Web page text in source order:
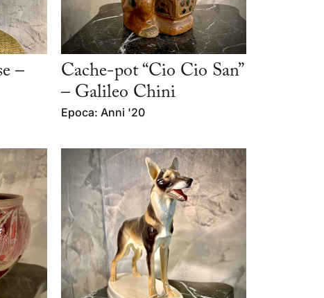
–
Cache-pot “Cio Cio San”
– Galileo Chini
Epoca: Anni '20